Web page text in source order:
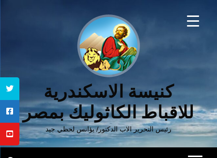
كنيسة الاسكندرية
للاقباط الكاثوليك بمصر
رئيس التحرير الاب الدكتور/ يؤانس لحظي جيد